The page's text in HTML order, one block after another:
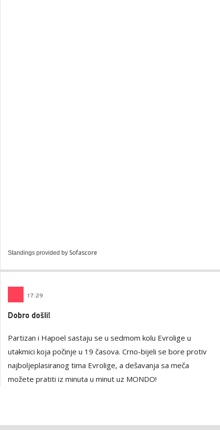
Standings provided by Sofascore
17:29
Dobro došli!
Partizan i Hapoel sastaju se u sedmom kolu Evrolige u
utakmici koja počinje u 19 časova. Crno-bijeli se bore protiv
najboljeplasiranog tima Evrolige, a dešavanja sa meča
možete pratiti iz minuta u minut uz MONDO!